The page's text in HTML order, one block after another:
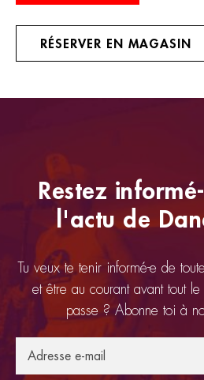
RÉSERVER EN MAGASIN
Restez
l'actu de
Tu veux te tenir informé-e de
et être au courant avant tout
passe ? Abonne toi à